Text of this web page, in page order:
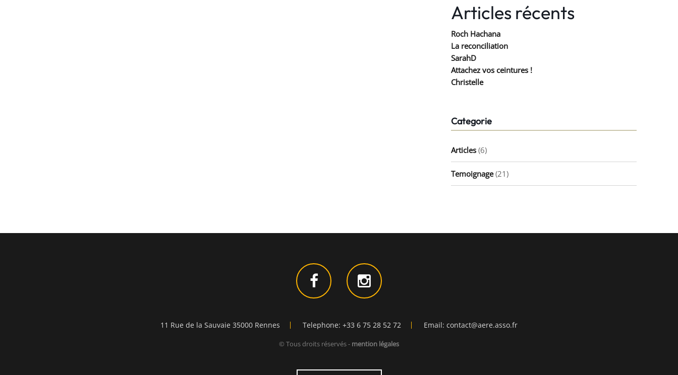
Articles récents
Roch Hachana
La reconciliation
SarahD
Attachez vos ceintures !
Christelle
Categorie
Articles(6)
Temoignage(21)
11 Rue de la Sauvaie 35000 Rennes Telephone: +33 6 75 28 52 72 Email: contact@aere.asso.fr
© Tous droits réservés - mention légales